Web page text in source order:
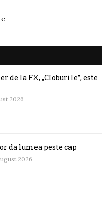
la FX, „CIoburile”, este
2026
da lumea peste cap
2026